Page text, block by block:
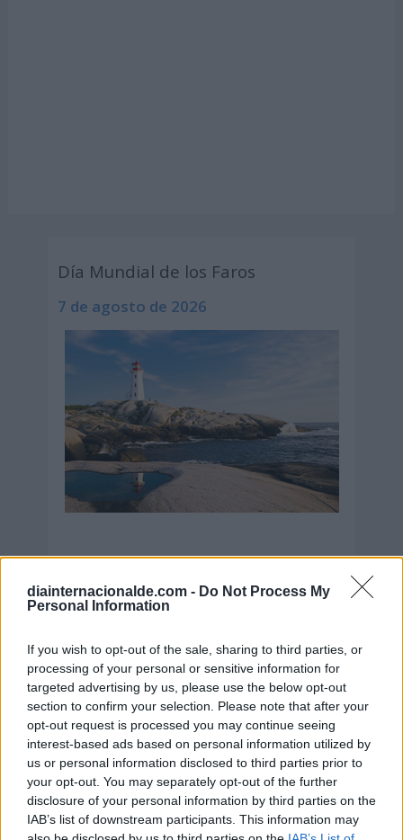
diainternacionalde.com - Do Not Process My
Personal Information
If you wish to opt-out of the sale, sharing to third parties, or
processing of your personal or sensitive information for
targeted advertising by us, please use the below opt-out
section to confirm your selection. Please note that after your
opt-out request is processed you may continue seeing
interest-based ads based on personal information utilized by
us or personal information disclosed to third parties prior to
your opt-out. You may separately opt-out of the further
disclosure of your personal information by third parties on the
IAB’s list of downstream participants. This information may
Día Mundial de los Faros
7 de agosto de 2026
Secciones destacadas
Noticias y actualidad sobre Días
Internacionales
Onomástica. Todos los santos
Semanas Internacionales
Años Internacionales
Qué se celebra el día de mi cumpleaños